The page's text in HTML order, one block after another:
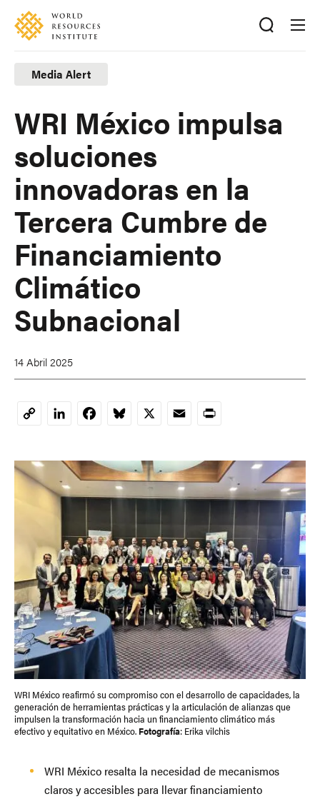
Skip
main
content
Accessibility
Media Alert
WRI México impulsa
soluciones
innovadoras en la
Tercera Cumbre de
Financiamiento
Climático
Subnacional
14 Abril 2025
CopyLinkedInFacebookBluesky
X EmailPrint
WRI México reafirmó su compromiso con el desarrollo de capacidades, la
generación de herramientas prácticas y la articulación de alianzas que
impulsen la transformación hacia un financiamiento climático más
efectivo y equitativo en México. Fotografía: Erika vilchis
WRI México resalta la necesidad de mecanismos
claros y accesibles para llevar financiamiento